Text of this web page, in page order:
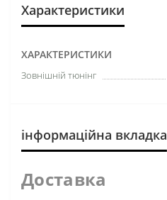
Характеристики
ХАРАКТЕРИСТИКИ
Зовнішній тюнінг
інформаційна вкладка
Доставка